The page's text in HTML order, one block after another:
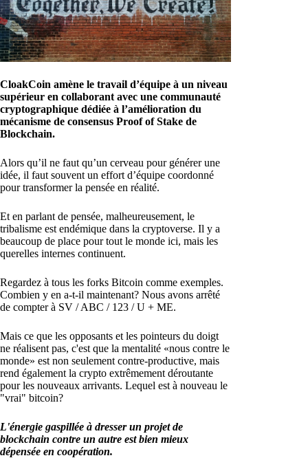
CloakCoin amène le travail d’équipe à un niveau
supérieur en collaborant avec une communauté
cryptographique dédiée à l’amélioration du
mécanisme de consensus Proof of Stake de
Blockchain.
Alors qu’il ne faut qu’un cerveau pour générer une
idée, il faut souvent un effort d’équipe coordonné
pour transformer la pensée en réalité.
Et en parlant de pensée, malheureusement, le
tribalisme est endémique dans la cryptoverse. Il y a
beaucoup de place pour tout le monde ici, mais les
querelles internes continuent.
Regardez à tous les forks Bitcoin comme exemples.
Combien y en a-t-il maintenant? Nous avons arrêté
de compter à SV / ABC / 123 / U + ME.
Mais ce que les opposants et les pointeurs du doigt
ne réalisent pas, c'est que la mentalité «nous contre le
monde» est non seulement contre-productive, mais
rend également la crypto extrêmement déroutante
pour les nouveaux arrivants. Lequel est à nouveau le
"vrai" bitcoin?
L'énergie gaspillée à dresser un projet de
blockchain contre un autre est bien mieux
dépensée en coopération.